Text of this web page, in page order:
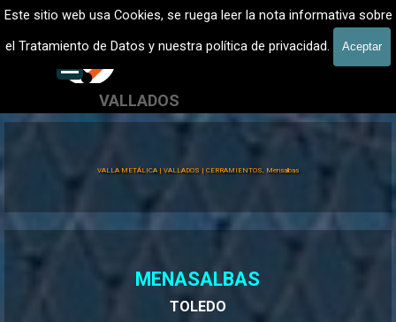
Este sitio web usa Cookies, se ruega leer la nota informativa sobre
el Tratamiento de Datos y nuestra política de privacidad.
Aceptar
Vaya al ContenidoVALLADOS METALICOS MADRID - VALLADO DE FINCAS
Vallados de fincas, Cercados
VALLADOS
601 900 178
VALLA METÁLICA | VALLADOS | CERRAMIENTOS, Mensalbas
MENASALBAS
TOLEDO